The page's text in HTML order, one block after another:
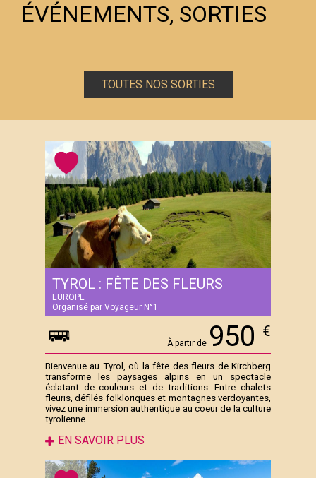
ÉVÉNEMENTS, SORTIES
TOUTES NOS SORTIES
TYROL : FÊTE DES FLEURS
EUROPE
Organisé par Voyageur N°1
À partir de 950 €
Bienvenue au Tyrol, où la fête des fleurs de Kirchberg
transforme les paysages alpins en un spectacle
éclatant de couleurs et de traditions. Entre chalets
fleuris, défilés folkloriques et montagnes verdoyantes,
vivez une immersion authentique au coeur de la culture
tyrolienne.
EN SAVOIR PLUS